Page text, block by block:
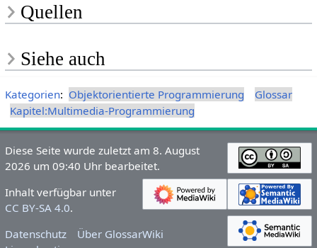
Quellen
Siehe auch
Kategorien: Objektorientierte Programmierung
Glossar
Kapitel:Multimedia-Programmierung
Diese Seite wurde zuletzt am 8. August
2026 um 09:40 Uhr bearbeitet.
Inhalt verfügbar unter
CC BY-SA 4.0.
Datenschutz
Über GlossarWiki